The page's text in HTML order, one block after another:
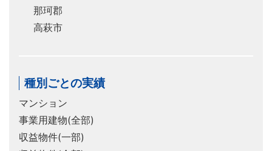
那珂郡
高萩市
種別ごとの実績
マンション
事業用建物(全部)
収益物件(一部)